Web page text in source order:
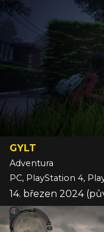
GYLT
Adventura
14. březen 2024